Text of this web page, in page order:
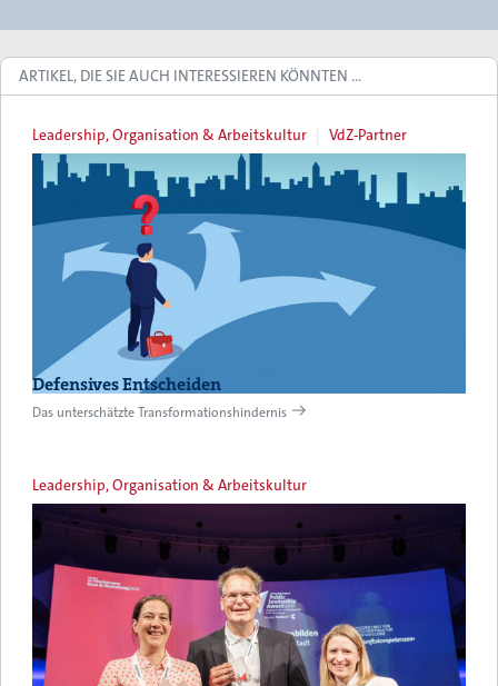
ARTIKEL, DIE SIE AUCH INTERESSIEREN KÖNNTEN …
Leadership, Organisation & Arbeitskultur VdZ-Partner
Defensives Entscheiden
Das unterschätzte Transformationshindernis
Leadership, Organisation & Arbeitskultur